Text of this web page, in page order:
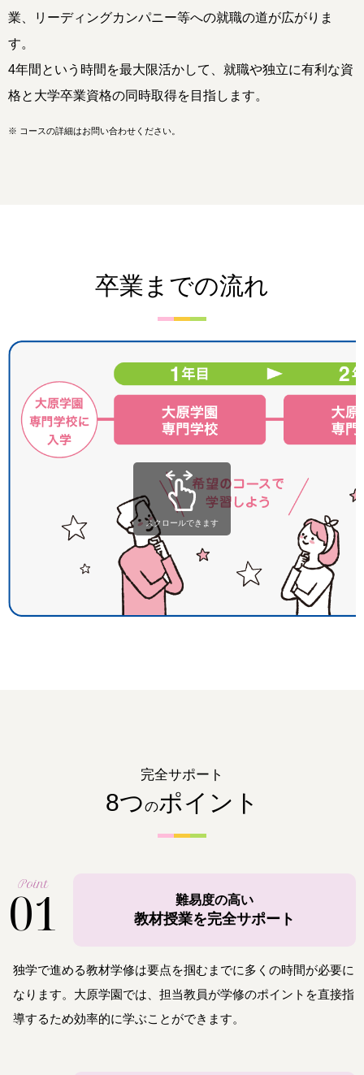
業、リーディングカンパニー等への就職の道が広がりま
す。
4年間という時間を最大限活かして、就職や独立に有利な資
格と大学卒業資格の同時取得を目指します。
※ コースの詳細はお問い合わせください。
卒業までの流れ
スクロールできます
完全サポート
8つのポイント
Point
01 難易度の高い
教材授業を完全サポート
独学で進める教材学修は要点を掴むまでに多くの時間が必要に
なります。大原学園では、担当教員が学修のポイントを直接指
導するため効率的に学ぶことができます。